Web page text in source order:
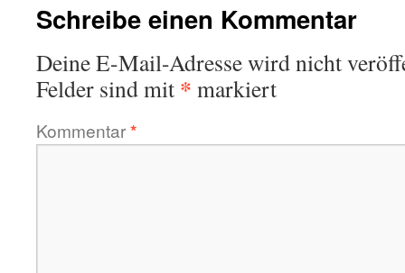
Schreibe einen Kommentar
Deine E-Mail-Adresse wird nicht
Felder sind mit * markiert
Kommentar*